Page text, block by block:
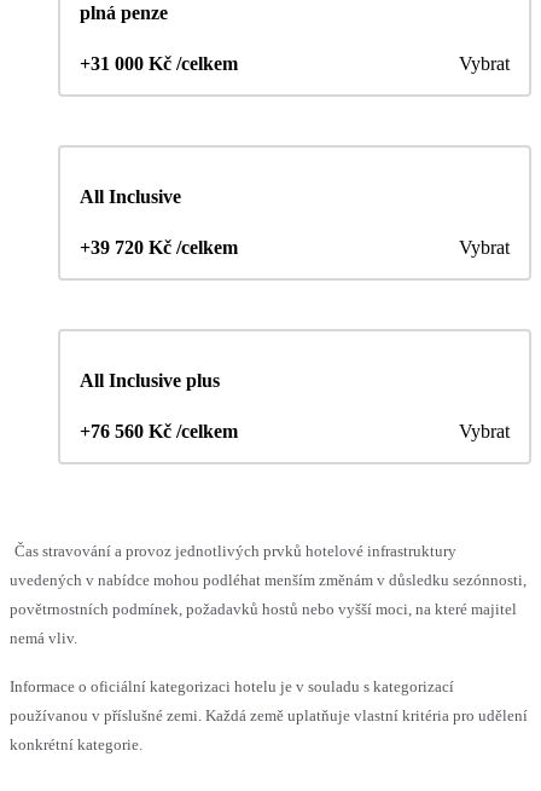
plná penze
+31 000 Kč /celkem Vybrat
All Inclusive
+39 720 Kč /celkem Vybrat
All Inclusive plus
+76 560 Kč /celkem Vybrat
Čas stravování a provoz jednotlivých prvků hotelové infrastruktury
uvedených v nabídce mohou podléhat menším změnám v důsledku sezónnosti,
povětrnostních podmínek, požadavků hostů nebo vyšší moci, na které majitel
nemá vliv.
Informace o oficiální kategorizaci hotelu je v souladu s kategorizací
používanou v příslušné zemi. Každá země uplatňuje vlastní kritéria pro udělení
konkrétní kategorie.